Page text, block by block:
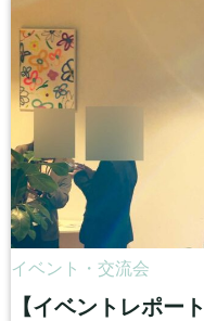
イベント・交流会
【イベントレポー